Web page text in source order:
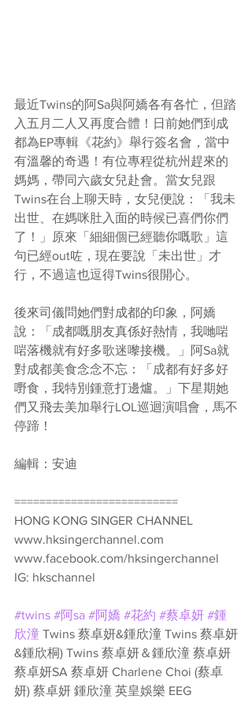
最近Twins的阿Sa與阿嬌各有各忙，但踏
入五月二人又再度合體！日前她們到成
都為EP專輯《花約》舉行簽名會，當中
有溫馨的奇遇！有位專程從杭州趕來的
媽媽，帶同六歲女兒赴會。當女兒跟
Twins在台上聊天時，女兒便說：「我未
出世、在媽咪肚入面的時候已喜們你們
了！」原來「細細個已經聽你嘅歌」這
句已經out咗，現在要說「未出世」才
行，不過這也逗得Twins很開心。
後來司儀問她們對成都的印象，阿嬌
說：「成都嘅朋友真係好熱情，我哋啱
啱落機就有好多歌迷嚟接機。」阿Sa就
對成都美食念念不忘：「成都有好多好
嘢食，我特別鍾意打邊爐。」下星期她
們又飛去美加舉行LOL巡迴演唱會，馬不
停蹄！
編輯：安迪
==========================
HONG KONG SINGER CHANNEL
www.hksingerchannel.com
www.facebook.com/hksingerchannel
IG: hkschannel
#twins #阿sa #阿嬌 #花約 #蔡卓妍 #鍾
欣潼 Twins 蔡卓妍&鍾欣潼 Twins 蔡卓妍
&鍾欣桐) Twins 蔡卓妍＆鍾欣潼 蔡卓妍
蔡卓妍SA 蔡卓妍 Charlene Choi (蔡卓
妍) 蔡卓妍 鍾欣潼 英皇娛樂 EEG